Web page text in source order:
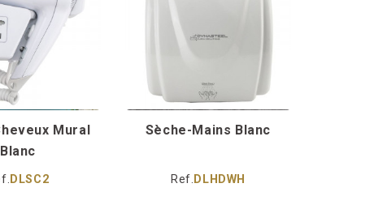
Mural
Blanc
DLSC2
Sèche-Mains Blanc
Ref. DLHDWH